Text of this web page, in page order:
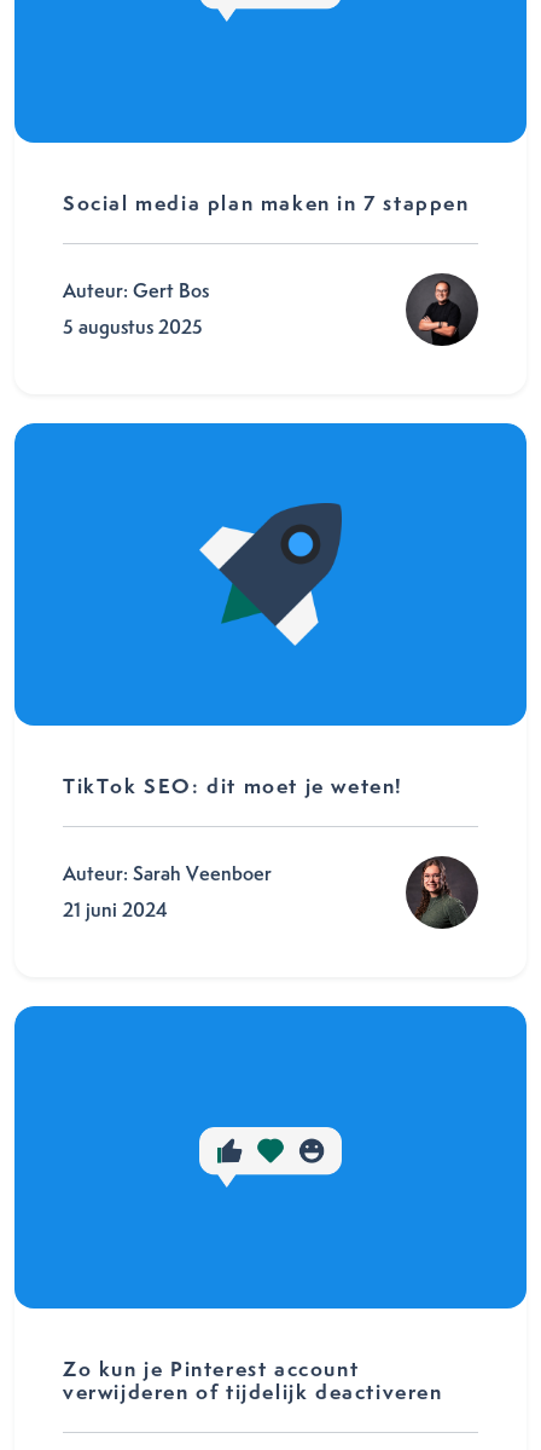
Social media plan maken in 7 stappen
Auteur: Gert Bos
5 augustus 2025
TikTok SEO: dit moet je weten!
Auteur: Sarah Veenboer
21 juni 2024
Zo kun je Pinterest account
verwijderen of tijdelijk deactiveren